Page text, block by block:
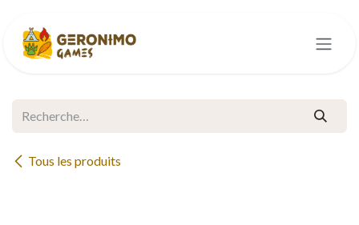
Tous les produits